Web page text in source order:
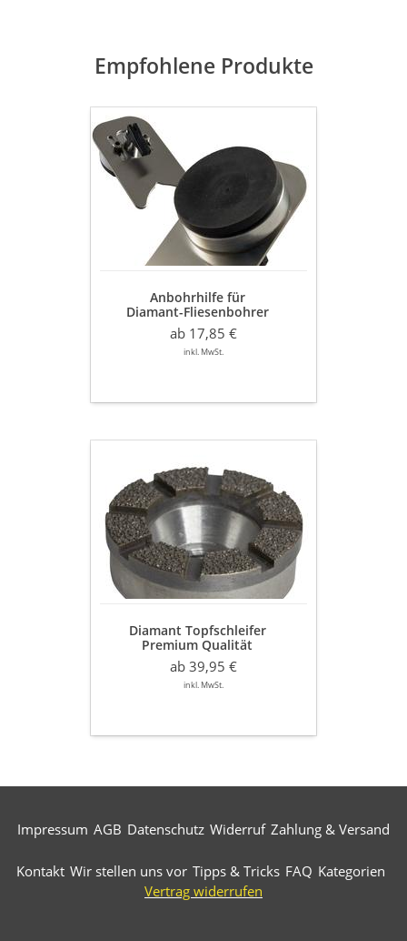
Empfohlene Produkte
Anbohrhilfe
für
Diamant-
Fliesenbohrer
Anbohrhilfe für
Diamant-Fliesenbohrer
Ø 6 - 40 mm aus Metall
ab 17,85 €
inkl. MwSt.
Topfschleifer
Premium
Qualität
Ø
50
mm
M14-
Direktanschluss
Naturstein
Diamant Topfschleifer
Premium Qualität
Ø 50 mm
M14-Direktanschluss
Granit, Naturstein
ab 39,95 €
inkl. MwSt.
Impressum AGB Datenschutz Widerruf Zahlung & Versand
Kontakt Wir stellen uns vor Tipps & Tricks FAQ Kategorien
Vertrag widerrufen